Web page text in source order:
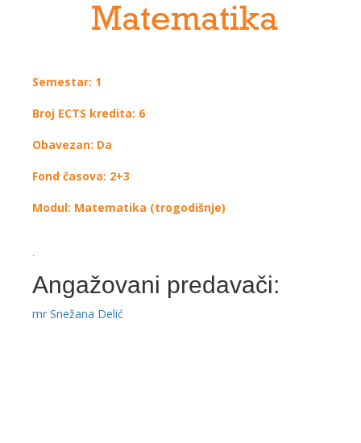
Matematika
Semestar: 1
Broj ECTS kredita: 6
Obavezan: Da
Fond časova: 2+3
Modul: Matematika (trogodišnje)
.
Angažovani predavači:
mr Snežana Delić